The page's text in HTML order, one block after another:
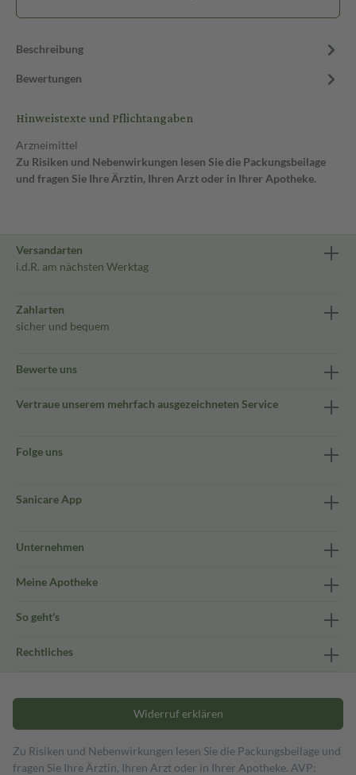
Beschreibung
Bewertungen
Hinweistexte und Pflichtangaben
Arzneimittel
Zu Risiken und Nebenwirkungen lesen Sie die Packungsbeilage
und fragen Sie Ihre Ärztin, Ihren Arzt oder in Ihrer Apotheke.
Versandarten
i.d.R. am nächsten Werktag
Zahlarten
sicher und bequem
Bewerte uns
Vertraue unserem mehrfach ausgezeichneten Service
Folge uns
Sanicare App
Unternehmen
Meine Apotheke
So geht's
Rechtliches
Widerruf erklären
Zu Risiken und Nebenwirkungen lesen Sie die Packungsbeilage und
fragen Sie Ihre Ärztin, Ihren Arzt oder in Ihrer Apotheke. AVP: